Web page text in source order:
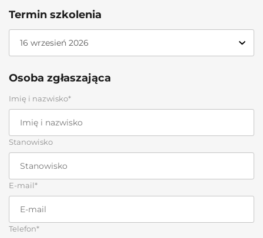
Termin szkolenia
Osoba zgłaszająca
Imię i nazwisko*
Stanowisko
E-mail*
Telefon*